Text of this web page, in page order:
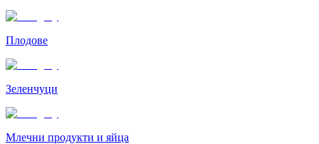
Плодове
Зеленчуци
Млечни продукти и яйца